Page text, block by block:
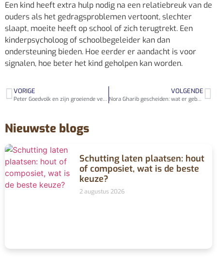
Een kind heeft extra hulp nodig na een relatiebreuk van de
ouders als het gedragsproblemen vertoont, slechter
slaapt, moeite heeft op school of zich terugtrekt. Een
kinderpsycholoog of schoolbegeleider kan dan
ondersteuning bieden. Hoe eerder er aandacht is voor
signalen, hoe beter het kind geholpen kan worden.
VORIGE
Peter Goedvolk en zijn groeiende vermogen in het Nederlandse zakenleven
VOLGENDE
Nora Gharib gescheiden: wat er gebeurde en hoe ze verder ging
Nieuwste blogs
Schutting laten plaatsen: hout
of composiet, wat is de beste
keuze?
2 augustus 2026